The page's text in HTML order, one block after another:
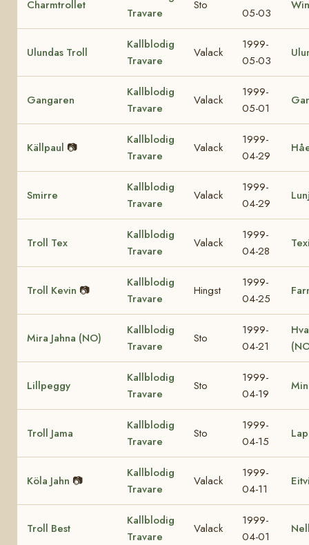
Charmtrollet
Travare
Sto
05-03
Ulundas Troll
Kallblodig
Travare
Valack
1999-
05-03
Gangaren
Kallblodig
Travare
Valack
1999-
05-01
Källpaul 📷
Kallblodig
Travare
Valack
1999-
04-29
Smirre
Kallblodig
Travare
Valack
1999-
04-29
Troll Tex
Kallblodig
Travare
Valack
1999-
04-28
Troll Kevin 📷
Kallblodig
Travare
Hingst
1999-
04-25
Mira Jahna (NO)
Kallblodig
Travare
Sto
1999-
04-21
Lillpeggy
Kallblodig
Travare
Sto
1999-
04-19
Troll Jama
Kallblodig
Travare
Sto
1999-
04-15
Köla Jahn 📷
Kallblodig
Travare
Valack
1999-
04-11
Troll Best
Kallblodig
Travare
Valack
1999-
04-01